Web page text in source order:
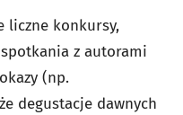
liczne konkursy,
z autorami
(np.
degustacje dawnych